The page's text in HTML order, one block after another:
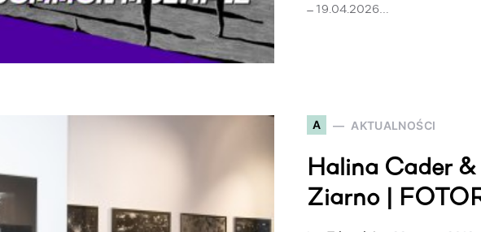
— 19.04.2026…
A AKTUALNOŚCI
Halina Cader &
Ziarno |